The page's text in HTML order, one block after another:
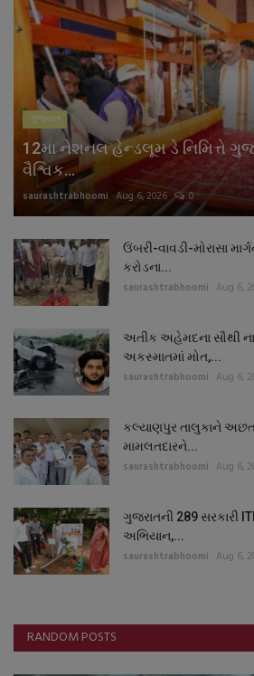
રાશિફળ
ગુનાખોરી
બોલિવૂડ
સ્વાસ્થ્ય
ગુજરાત
12મા નેશનલ હેન્ડલૂમ ડે નિમિત્તે
વૈશ્વિક...
saurashtrabhoomi Aug 6, 2026 0
ઉંબરી-વાવડી-મોરાસા
કરોડના...
saurashtrabhoomi Aug 6,
અતીક અહેમદના સૌથી
અકસ્માતમાં મોત,...
saurashtrabhoomi Aug 6,
કલ્યાણપુર તાલુકાને
મામલતદારને...
saurashtrabhoomi Aug 6,
ગુજરાતની 289 સરકારી
અભિયાન,...
saurashtrabhoomi Aug 6,
RANDOM POSTS